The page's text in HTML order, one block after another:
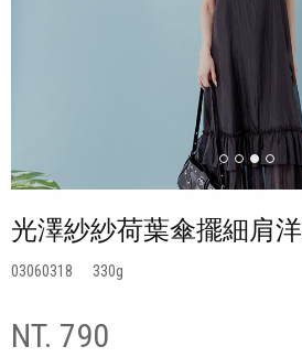
光澤紗紗荷葉傘擺細肩
03060318 330
NT. 790